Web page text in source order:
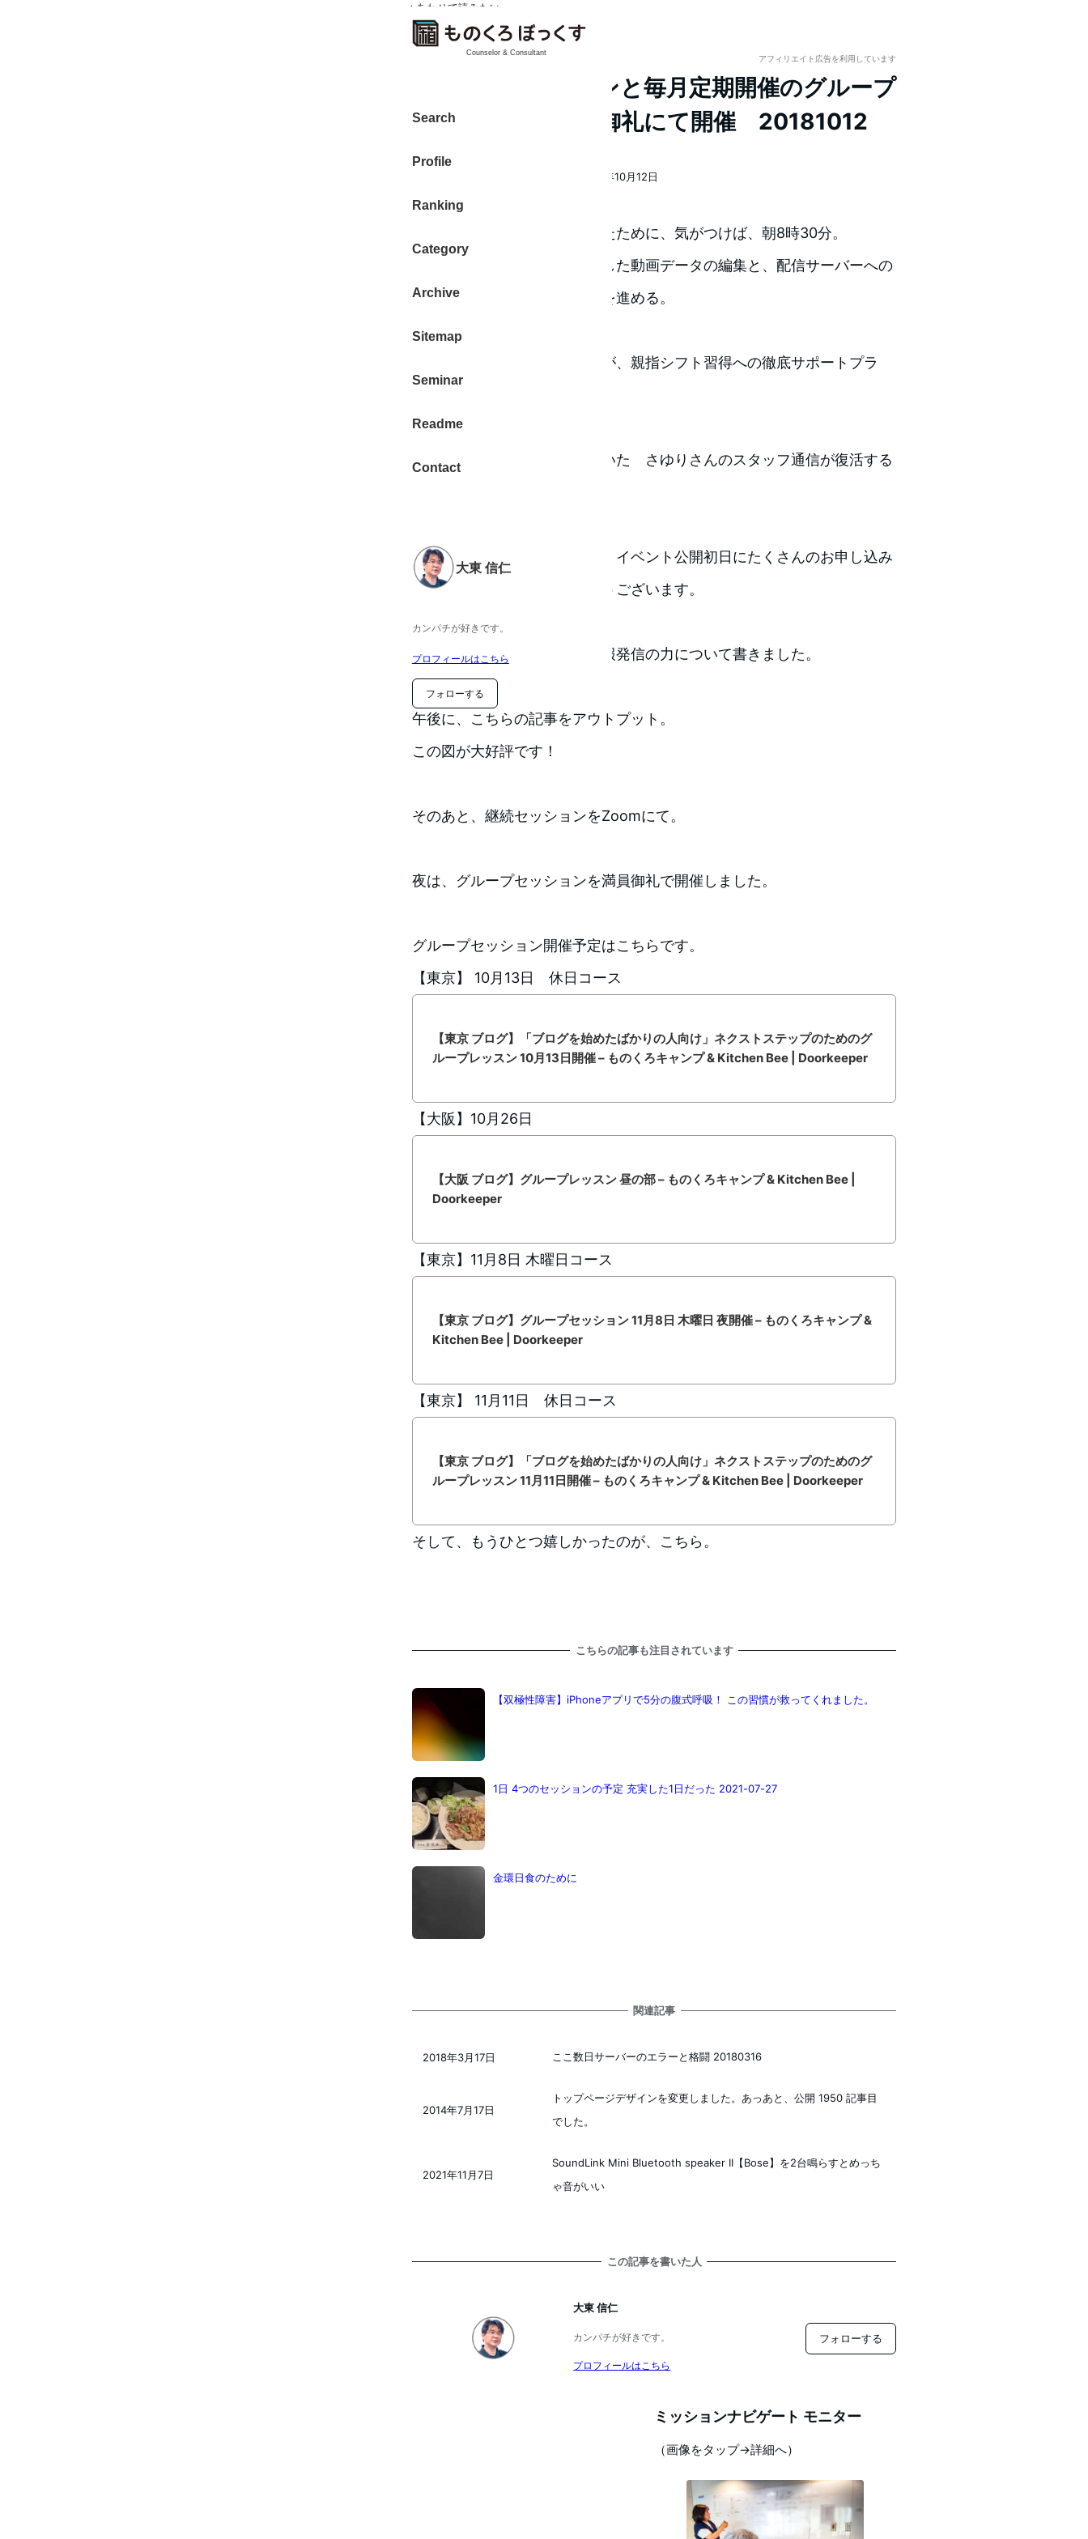
Counselor & Consultant
Search
Profile
Ranking
Category
Archive
Sitemap
Seminar
Readme
Contact
大東 信仁
カンパチが好きです。
プロフィールはこちら
フォローする
アフィリエイト広告を利用しています
継続個別セッションと毎月定期開催のグループ
セッションを満員御礼にて開催 20181012
2018年10月12日
者
前日が、夜遅くまで仕事だったために、気がつけば、朝8時30分。
午前中は、前日の講座で録画した動画データの編集と、配信サーバーへの
アップロードを中心に、作業を進める。
作業中に、フッと気付いたのが、親指シフト習得への徹底サポートプラ
あと、長い間お休みになっていた さゆりさんのスタッフ通信が復活する
来月から開催する新シリーズ。イベント公開初日にたくさんのお申し込み
をいただきました。ありがとうございます。
SNSの情報に触発されて、情報発信の力について書きました。
午後に、こちらの記事をアウトプット。
この図が大好評です！
そのあと、継続セッションをZoomにて。
夜は、グループセッションを満員御礼で開催しました。
グループセッション開催予定はこちらです。
【東京】 10月13日 休日コース
✓ あわせて読みたい
【東京 ブログ】「ブログを始めたばかりの人向け」ネクストステップのためのグ
ループレッスン 10月13日開催 – ものくろキャンプ & Kitchen Bee | Doorkeeper
【大阪】10月26日
✓ あわせて読みたい
【大阪 ブログ】グループレッスン 昼の部 – ものくろキャンプ & Kitchen Bee |
Doorkeeper
【東京】11月8日 木曜日コース
✓ あわせて読みたい
【東京 ブログ】グループセッション 11月8日 木曜日 夜開催 – ものくろキャンプ &
Kitchen Bee | Doorkeeper
【東京】 11月11日 休日コース
✓ あわせて読みたい
【東京 ブログ】「ブログを始めたばかりの人向け」ネクストステップのためのグ
ループレッスン 11月11日開催 – ものくろキャンプ & Kitchen Bee | Doorkeeper
そして、もうひとつ嬉しかったのが、こちら。
こちらの記事も注目されています
【双極性障害】iPhoneアプリで5分の腹式呼吸！ この習慣が救ってくれました。
1日 4つのセッションの予定 充実した1日だった 2021-07-27
金環日食のために
関連記事
ここ数日サーバーのエラーと格闘 20180316
2018年3月17日
トップページデザインを変更しました。あっあと、公開 1950 記事目
でした。
2014年7月17日
SoundLink Mini Bluetooth speaker II【Bose】を2台鳴らすとめっち
ゃ音がいい
2021年11月7日
この記事を書いた人
大東 信仁
カンパチが好きです。
プロフィールはこちら
フォローする
ミッションナビゲート モニター
（画像をタップ→詳細へ）